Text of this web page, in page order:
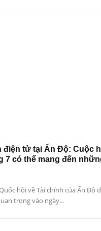
điện tử tại Ấn Độ: Cuộc
7 có thể mang đến
hội về Tài chính của Ấn Độ
trọng vào ngày...